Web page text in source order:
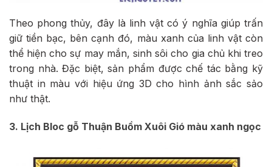
Theo phong thủy, đây là linh vật có ý nghĩa giúp trấn
giữ tiền bạc, bên cạnh đó, màu xanh của linh vật còn
thể hiện cho sự may mắn, sinh sôi cho gia chủ khi treo
trong nhà. Đặc biệt, sản phẩm được chế tác bằng kỹ
thuật in màu với hiệu ứng 3D cho hình ảnh sắc sảo
như thật.
3. Lịch Bloc gỗ Thuận Buồm Xuôi Gió màu xanh ngọc